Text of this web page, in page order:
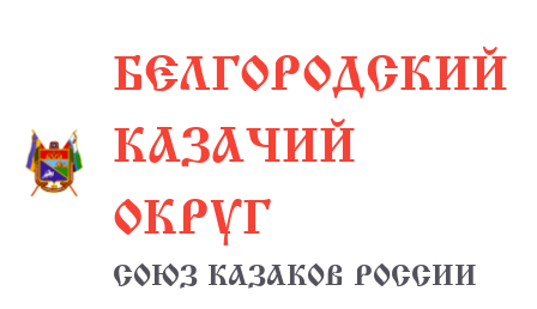
содержимомуБЕЛГОРОДСКИЙ
КАЗАЧИЙ
ОКРУГ
СОЮЗ КАЗАКОВ РОССИИ